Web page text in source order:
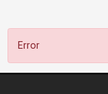
Error